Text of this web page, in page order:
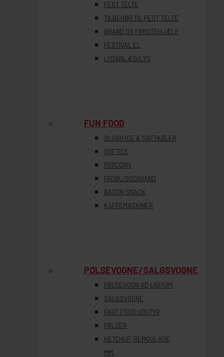
FEST TELTE
TILBEHØR TIL FEST TELTE
BRAND OG FØRSTEHJÆLP
FESTIVAL EL
LYDANLÆG/LYS
FUN FOOD
SLUSH ICE & SAFTKØLER
SOFTICE
POPCORN
FADØL/SODAVAND
BACON SNACK
KAFFEMASKINER
PØLSEVOGNE/SALGSVOGNE
PØLSEVOGN AD LIBITUM
SALGSVOGNE
FAST FOOD UDSTYR
PØLSER
KETCHUP, REMOULADE
MM.